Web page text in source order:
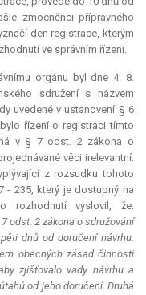
zmocněnci přípravného
den registrace, kterým
ve správním řízení.
orgánu byl dne 4. 8.
sdružení s názvem
uvedené v ustanovení § 6
řízení o registraci tímto
v § 7 odst. 2 zákona o
věci irelevantní.
z rozsudku tohoto
- 235, který je dostupný na
rozhodnutí vyslovil, že:
odst. 2 zákona o sdružování
dnů od doručení návrhu.
obecných zásad činnosti
zjišťovalo vady návrhu a
od jeho doručení. Druhá